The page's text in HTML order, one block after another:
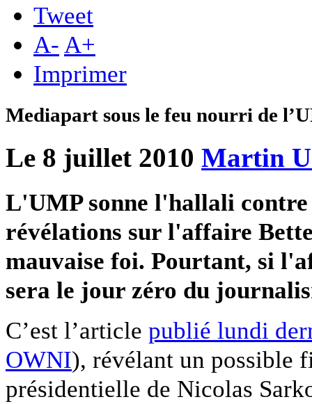
Tweet
A- A+
Imprimer
Mediapart sous le feu nourri de
Le 8 juillet 2010 Martin
L'UMP sonne l'hallali
révélations sur l'affaire
mauvaise foi. Pourtant, si
sera le jour zéro du
C’est l’article publié lundi
OWNI), révélant un possible
présidentielle de Nicolas